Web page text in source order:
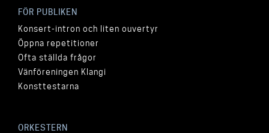
FÖR PUBLIKEN
Konsert-intron och liten ouvertyr
Öppna repetitioner
Ofta ställda frågor
Vänföreningen Klangi
Konsttestarna
ORKESTERN